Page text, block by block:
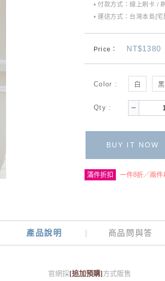
• 付款方式：線上刷卡 /
• 運送方式：台灣本島[
Price： NT$1380
Color : 白 黑
Qty :
BUY IT NOW
滿件折扣 一件8折／兩件
產品說明 商品問與答
官網採 [追加預購] 方式販售